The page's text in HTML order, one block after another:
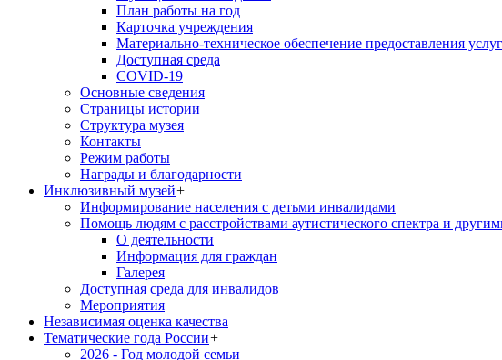
План работы на год
Карточка учреждения
Материально-техническое обеспечение предоставления
Доступная среда
COVID-19
Основные сведения
Страницы истории
Структура музея
Контакты
Режим работы
Награды и благодарности
Инклюзивный музей+
Информирование населения с детьми инвалидами
Помощь людям с расстройствами аутистического спектра и
О деятельности
Информация для граждан
Галерея
Доступная среда для инвалидов
Мероприятия
Независимая оценка качества
Тематические года России+
2026 - Год молодой семьи